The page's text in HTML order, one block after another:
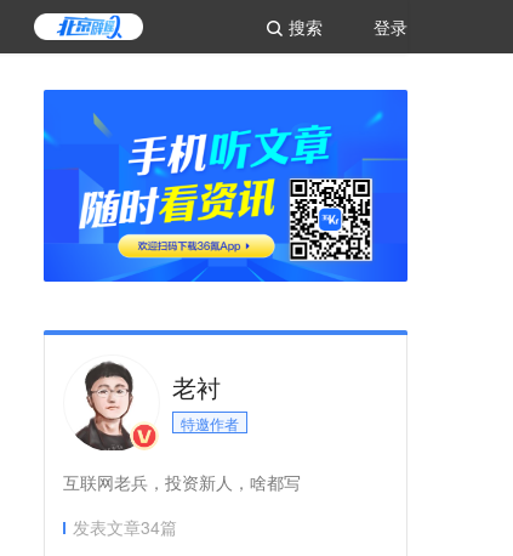
登录
搜索
老衬
特邀作者
互联网老兵，投资新人，啥都写
发表文章34篇